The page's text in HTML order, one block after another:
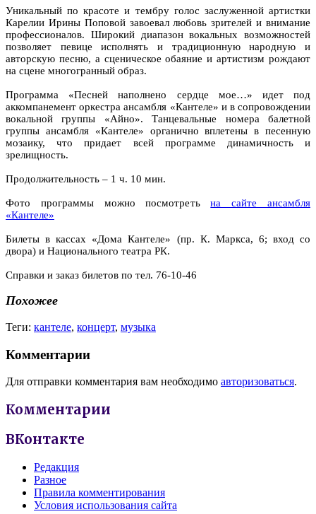
Уникальный по красоте и тембру голос заслуженной артистки
Карелии Ирины Поповой завоевал любовь зрителей и внимание
профессионалов. Широкий диапазон вокальных возможностей
позволяет певице исполнять и традиционную народную и
авторскую песню, а сценическое обаяние и артистизм рождают
на сцене многогранный образ.
Программа «Песней наполнено сердце мое…» идет под
аккомпанемент оркестра ансамбля «Кантеле» и в сопровождении
вокальной группы «Айно». Танцевальные номера балетной
группы ансамбля «Кантеле» органично вплетены в песенную
мозаику, что придает всей программе динамичность и
зрелищность.
Продолжительность – 1 ч. 10 мин.
Фото программы можно посмотретьна сайте ансамбля
«Кантеле»
Билеты в кассах «Дома Кантеле» (пр. К. Маркса, 6; вход со
двора) и Национального театра РК.
Справки и заказ билетов по тел. 76-10-46
Похожее
Теги: кантеле, концерт, музыка
Комментарии
Для отправки комментария вам необходимо авторизоваться.
Комментарии
ВКонтакте
Редакция
Разное
Правила комментирования
Условия использования сайта